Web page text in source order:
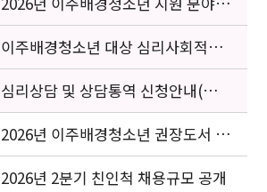
종사자 역량강화 교육 일정 안내
이주배경청소년 대상 심리사회적응
검사 연수동영상 개편 안내
심리상담 및 상담통역 신청안내(의뢰
서첨부)
2026년 이주배경청소년 권장도서 목
록 구성을 위한 청소년 참여 이벤트
안내
2026년 2분기 친인척 채용규모 공개